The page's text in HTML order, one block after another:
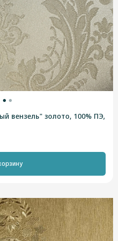
вензель" золото, 100% ПЭ,